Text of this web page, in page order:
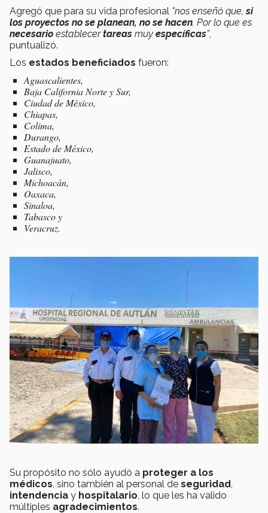
Agregó que para su vida profesional "nos enseñó que,si
los proyectos no se planean, no se hacen. Por lo que es
necesario establecertareas muy específicas”,
puntualizó.
Los estados beneficiados fueron:
Aguascalientes,
Baja California Norte y Sur,
Ciudad de México,
Chiapas,
Colima,
Durango,
Estado de México,
Guanajuato,
Jalisco,
Michoacán,
Oaxaca,
Sinaloa,
Tabasco y
Veracruz.
Su propósito no sólo ayudó a proteger a los
médicos , sino también al personal de seguridad
intendencia y hospitalario , lo que les ha valido
múltiples agradecimientos.